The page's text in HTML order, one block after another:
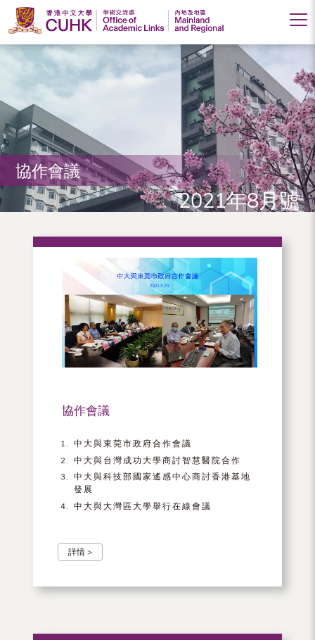
香
港
中
文
大
學
學
協作會議
2021年8月號
協作會議
中大與東莞市政府合作會議
中大與台灣成功大學商討智慧醫院合作
中大與科技部國家遙感中心商討香港基地
發展
中大與大灣區大學舉行在線會議
詳情 >